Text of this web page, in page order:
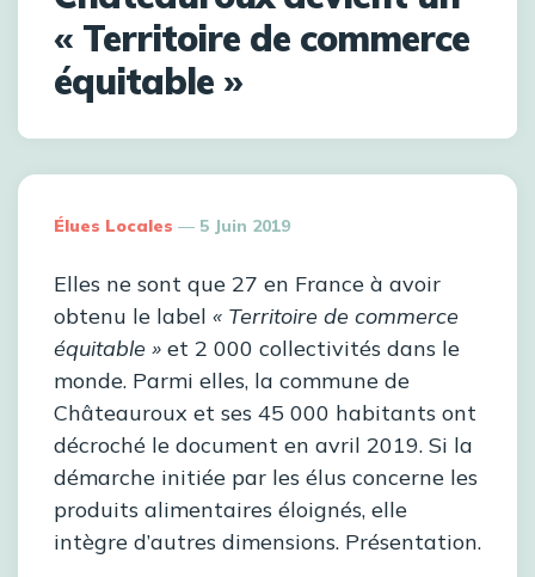
« Territoire de commerce
équitable »
Posted
Élues Locales 5 Juin 2019
Elles ne sont que 27 en France à avoir
obtenu le label « Territoire de commerce
équitable » et 2 000 collectivités dans le
monde. Parmi elles, la commune de
Châteauroux et ses 45 000 habitants ont
décroché le document en avril 2019. Si la
démarche initiée par les élus concerne les
produits alimentaires éloignés, elle
intègre d’autres dimensions. Présentation.